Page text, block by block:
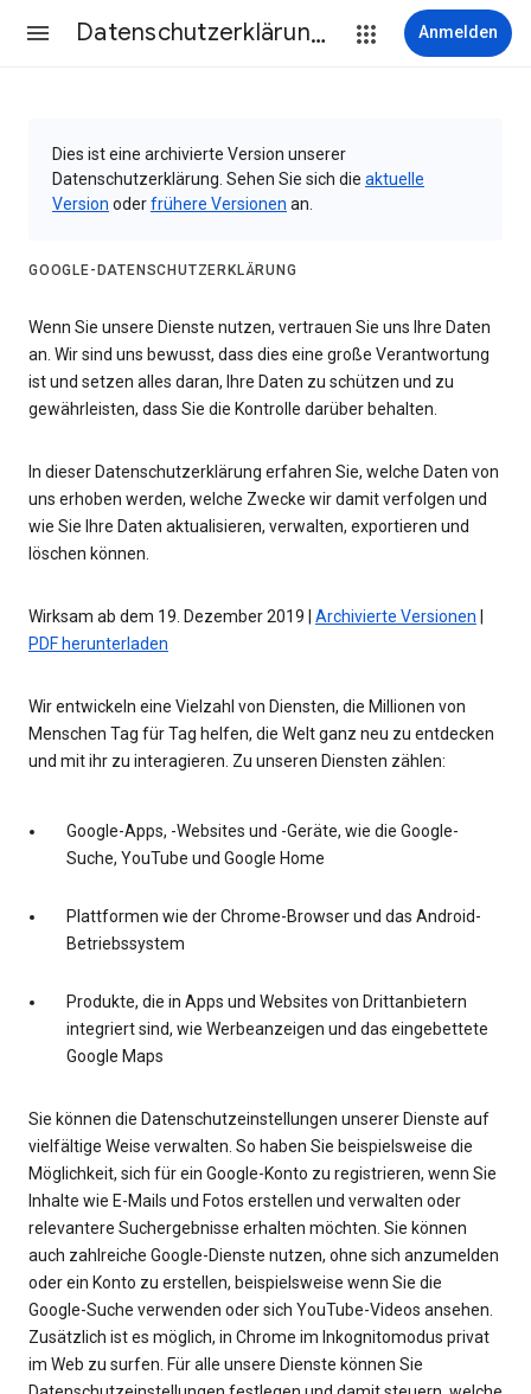
Datenschutzerklärung & Nutzungsbedingungen Anmelden
Dies ist eine archivierte Version unserer
Datenschutzerklärung. Sehen Sie sich die aktuelle
Version oderfrühere Versionen an.
GOOGLE-DATENSCHUTZERKLÄRUNG
Wenn Sie unsere Dienste nutzen, vertrauen Sie uns Ihre Daten
an. Wir sind uns bewusst, dass dies eine große Verantwortung
ist und setzen alles daran, Ihre Daten zu schützen und zu
gewährleisten, dass Sie die Kontrolle darüber behalten.
In dieser Datenschutzerklärung erfahren Sie, welche Daten von
uns erhoben werden, welche Zwecke wir damit verfolgen und
wie Sie Ihre Daten aktualisieren, verwalten, exportieren und
löschen können.
Wirksam ab dem 19. Dezember 2019 | Archivierte Versionen
PDF herunterladen
Wir entwickeln eine Vielzahl von Diensten, die Millionen von
Menschen Tag für Tag helfen, die Welt ganz neu zu entdecken
und mit ihr zu interagieren. Zu unseren Diensten zählen:
Google-Apps, -Websites und -Geräte, wie die Google-
Suche, YouTube und Google Home
Plattformen wie der Chrome-Browser und das Android-
Betriebssystem
Produkte, die in Apps und Websites von Drittanbietern
integriert sind, wie Werbeanzeigen und das eingebettete
Google Maps
Sie können die Datenschutzeinstellungen unserer Dienste auf
vielfältige Weise verwalten. So haben Sie beispielsweise die
Möglichkeit, sich für ein Google-Konto zu registrieren, wenn Sie
Inhalte wie E-Mails und Fotos erstellen und verwalten oder
relevantere Suchergebnisse erhalten möchten. Sie können
auch zahlreiche Google-Dienste nutzen, ohne sich anzumelden
oder ein Konto zu erstellen, beispielsweise wenn Sie die
Google-Suche verwenden oder sich YouTube-Videos ansehen.
Zusätzlich ist es möglich, in Chrome im Inkognitomodus privat
im Web zu surfen. Für alle unsere Dienste können Sie